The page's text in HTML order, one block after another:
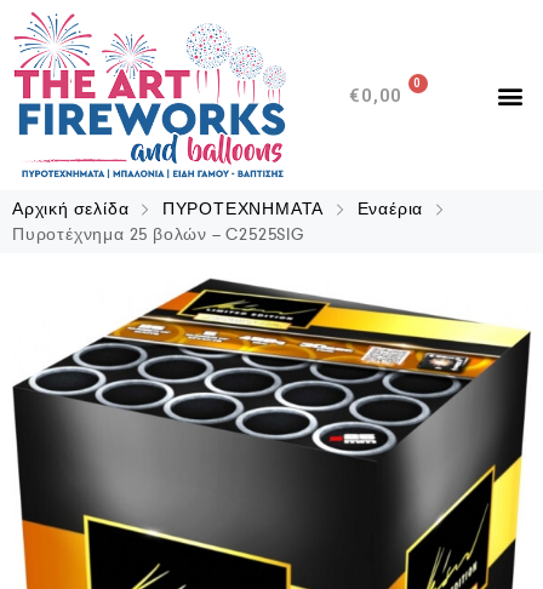
€0,00
0
Αρχική σελίδα ΠΥΡΟΤΕΧΝΗΜΑΤΑ
Εναέρια
Πυροτέχνημα 25 βολών – C2525SIG